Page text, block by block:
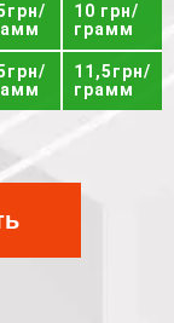
10 грн/
грамм
11,5грн/
грамм